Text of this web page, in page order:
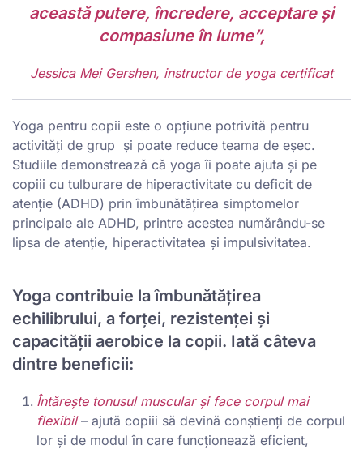
această putere, încredere, acceptare și
compasiune în lume”,
Jessica Mei Gershen, instructor de yoga certificat
Yoga pentru copii este o opțiune potrivită pentru
activități de grup și poate reduce teama de eșec.
Studiile demonstrează că yoga îi poate ajuta și pe
copiii cu tulburare de hiperactivitate cu deficit de
atenție (ADHD) prin îmbunătățirea simptomelor
principale ale ADHD, printre acestea numărându-se
lipsa de atenție, hiperactivitatea și impulsivitatea.
Yoga contribuie la îmbunătățirea
echilibrului, a forței, rezistenței și
capacității aerobice la copii. Iată câteva
dintre beneficii:
Întărește tonusul muscular și face corpul mai
flexibil– ajută copiii să devină conștienți de corpul
lor și de modul în care funcționează eficient,